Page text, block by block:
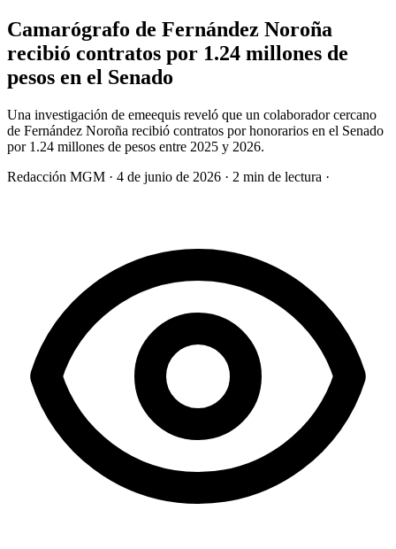
Camarógrafo de Fernández Noroña
recibió contratos por 1.24 millones de
pesos en el Senado
Una investigación de emeequis reveló que un colaborador cercano
de Fernández Noroña recibió contratos por honorarios en el Senado
por 1.24 millones de pesos entre 2025 y 2026.
Redacción MGM · 4 de junio de 2026 · 2 min de lectura ·